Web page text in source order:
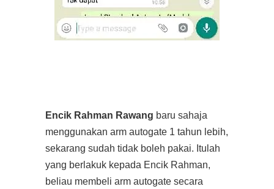
Encik Rahman Rawang baru sahaja
menggunakan arm autogate 1 tahun lebih,
sekarang sudah tidak boleh pakai. Itulah
yang berlakuk kepada Encik Rahman,
beliau membeli arm autogate secara